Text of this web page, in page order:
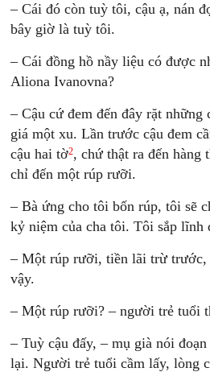
– Cái đó còn tuỳ tôi, cậu ạ, nán
bây giờ là tuỳ tôi.
– Cái đồng hồ nầy liệu có được
Aliona Ivanovna?
– Cậu cứ đem đến đây rặt những
giá một xu. Lần trước cậu đem
cậu hai tờ2, chứ thật ra đến hàng
chỉ đến một rúp rưỡi.
– Bà ứng cho tôi bốn rúp, tôi sẽ
kỷ niệm của cha tôi. Tôi sắp lĩnh
– Một rúp rưỡi, tiền lãi trừ trước,
vậy.
– Một rúp rưỡi? – người trẻ tuổi
– Tuỳ cậu đấy, – mụ già nói
lại. Người trẻ tuổi cầm lấy, lòng